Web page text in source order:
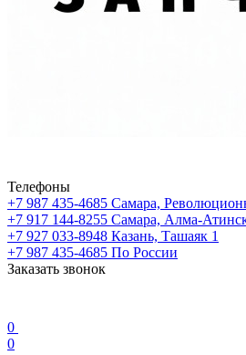
Телефоны
+7 987 435-4685 Самара,
+7 917 144-8255 Самара, Алма-
+7 927 033-8948 Казань, Ташаяк 1
+7 987 435-4685 По России
Заказать звонок
0
0